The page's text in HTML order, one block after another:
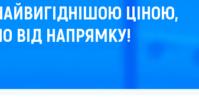
ЦІНОЮ,
ВІД НАПРЯМКУ!